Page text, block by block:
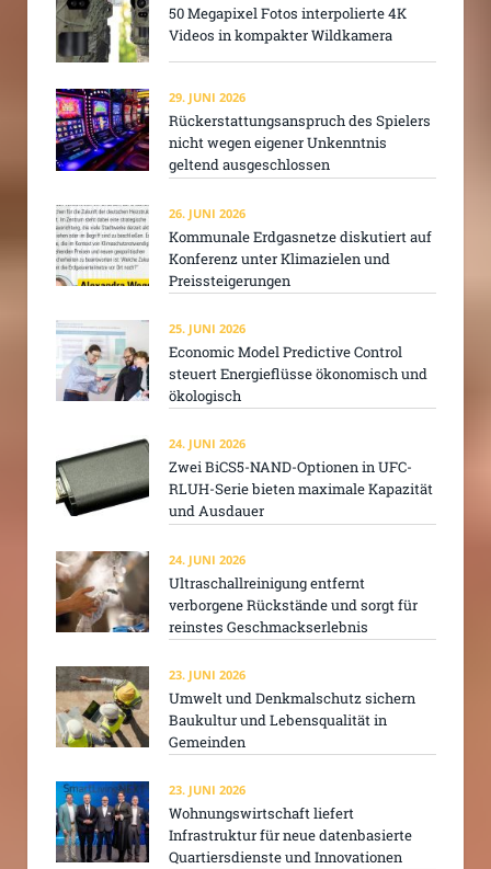
50 Megapixel Fotos interpolierte 4K
Videos in kompakter Wildkamera
29. JUNI 2026
Rückerstattungsanspruch des Spielers
nicht wegen eigener Unkenntnis
geltend ausgeschlossen
26. JUNI 2026
Kommunale Erdgasnetze diskutiert auf
Konferenz unter Klimazielen und
Preissteigerungen
25. JUNI 2026
Economic Model Predictive Control
steuert Energieflüsse ökonomisch und
ökologisch
24. JUNI 2026
Zwei BiCS5-NAND-Optionen in UFC-
RLUH-Serie bieten maximale Kapazität
und Ausdauer
24. JUNI 2026
Ultraschallreinigung entfernt
verborgene Rückstände und sorgt für
reinstes Geschmackserlebnis
23. JUNI 2026
Umwelt und Denkmalschutz sichern
Baukultur und Lebensqualität in
Gemeinden
23. JUNI 2026
Wohnungswirtschaft liefert
Infrastruktur für neue datenbasierte
Quartiersdienste und Innovationen